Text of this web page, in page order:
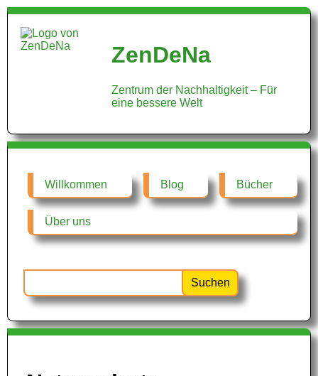
ZenDeNa
Zentrum der Nachhaltigkeit – Für
eine bessere Welt
Willkommen Blog Bücher
Über uns